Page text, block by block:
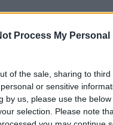
Process My Personal
of the sale, sharing to
or sensitive
by us, please use the
selection. Please note